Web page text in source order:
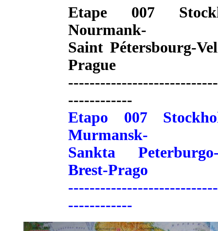
Etape 007
Nourmank-
Saint Pétersbourg-
Prague
------------
Etapo 007
Murmansk-
Sankta
Brest-Prago
------------